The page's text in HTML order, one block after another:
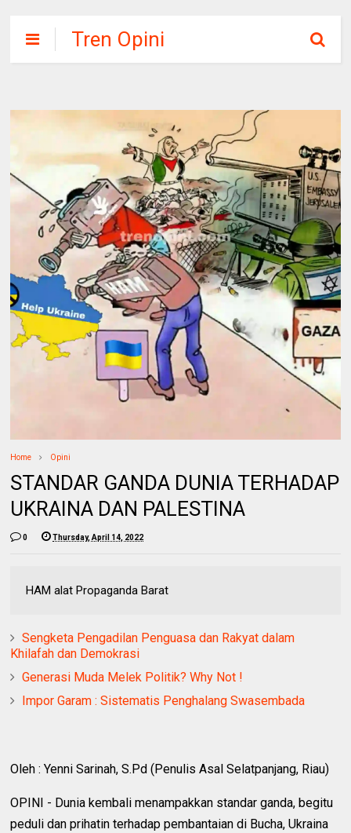
Tren Opini
Home Opini
STANDAR GANDA DUNIA TERHADAP
UKRAINA DAN PALESTINA
0 Thursday, April 14, 2022
HAM alat Propaganda Barat
Sengketa Pengadilan Penguasa dan Rakyat dalam
Khilafah dan Demokrasi
Generasi Muda Melek Politik? Why Not !
Impor Garam : Sistematis Penghalang Swasembada
Oleh : Yenni Sarinah, S.Pd (Penulis Asal Selatpanjang, Riau)
OPINI - Dunia kembali menampakkan standar ganda, begitu
peduli dan prihatin terhadap pembantaian di Bucha, Ukraina